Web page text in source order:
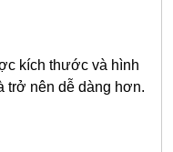
kích thước và hình
trở nên dễ dàng hơn.